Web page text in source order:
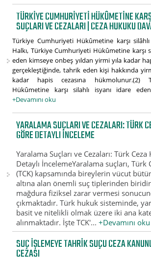
TÜRKIYE CUMHURIYETI HÜKÛMETINE
SUÇLARI VE CEZALARI | CEZA HUKUKU
Türkiye Cumhuriyeti Hükûmetine karşı
Halkı, Türkiye Cumhuriyeti Hükûmetine karşı
eden kimseye onbeş yıldan yirmi yıla kadar
gerçekleştiğinde, tahrik eden kişi hakkında
kadar hapis cezasına hükmolunur.(2)
Hükûmetine karşı silahlı isyanı idare eden
+Devamını oku
YARALAMA SUÇLARI VE CEZALARI: TÜRK
GÖRE DETAYLI İNCELEME
Yaralama Suçları ve Cezaları: Türk
Detaylı İncelemeYaralama suçları, Türk
(TCK) kapsamında bireylerin vücut
altına alan önemli suç tiplerinden
mağdura fiziksel zarar vermesi
çıkmaktadır. Türk hukuk sisteminde,
basit ve nitelikli olmak üzere iki ana
alınmaktadır. İşte TCK'...+Devamını oku
SUÇ IŞLEMEYE TAHRIK SUÇU CEZA
CEZASI